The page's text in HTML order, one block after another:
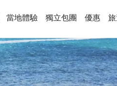
當地體驗 獨立包團 優惠